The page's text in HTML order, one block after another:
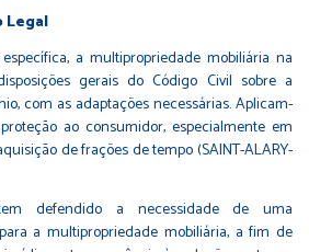
Legal
a multipropriedade mobiliária na
gerais do Código Civil sobre a
com as adaptações necessárias. Aplicam-
ao consumidor, especialmente em
de frações de tempo (SAINT-ALARY-
defendido a necessidade de uma
a multipropriedade mobiliária, a fim de